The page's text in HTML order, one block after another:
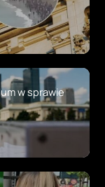
w sprawie